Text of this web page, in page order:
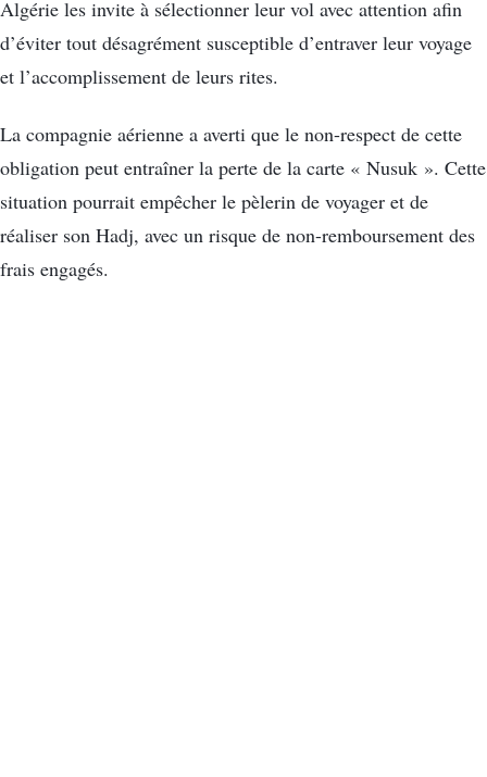
Algérie les invite à sélectionner leur vol avec attention afin
d’éviter tout désagrément susceptible d’entraver leur voyage
et l’accomplissement de leurs rites.
La compagnie aérienne a averti que le non-respect de cette
obligation peut entraîner la perte de la carte « Nusuk ». Cette
situation pourrait empêcher le pèlerin de voyager et de
réaliser son Hadj, avec un risque de non-remboursement des
frais engagés.